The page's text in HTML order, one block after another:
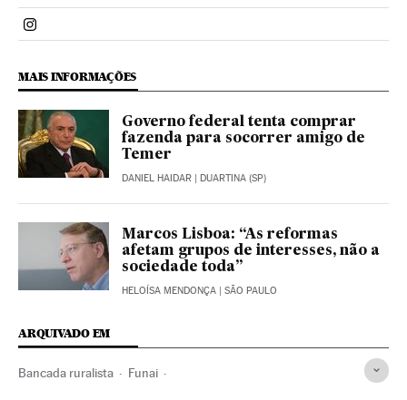
Politica El País Brasil en Instagram
MAIS INFORMAÇÕES
Governo federal tenta comprar
fazenda para socorrer amigo de
Temer
DANIEL HAIDAR | DUARTINA (SP)
Marcos Lisboa: “As reformas
afetam grupos de interesses, não a
sociedade toda”
HELOÍSA MENDONÇA | SÃO PAULO
ARQUIVADO EM
Bancada ruralista Funai